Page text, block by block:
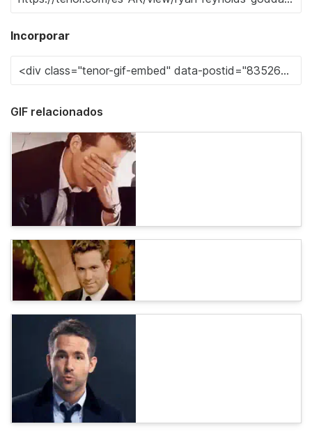
Incorporar
GIF relacionados